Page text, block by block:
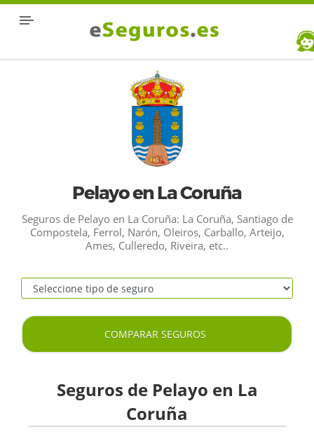
Pelayo en La Coruña
Seguros de Pelayo en La Coruña: La Coruña, Santiago de
Compostela, Ferrol, Narón, Oleiros, Carballo, Arteijo,
Ames, Culleredo, Riveira, etc..
COMPARAR SEGUROS
Seguros de Pelayo en La
Coruña